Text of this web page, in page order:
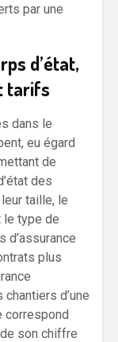
par une
d’état,
tarifs
dans le
eu égard
de
des
taille, le
le type de
d’assurance
plus
d’une
correspond
son chiffre